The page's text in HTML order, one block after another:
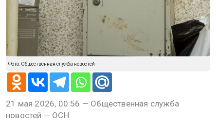
Фото: Общественная служба новостей
21 мая 2026, 00:56 — Общественная служба
новостей — ОСН